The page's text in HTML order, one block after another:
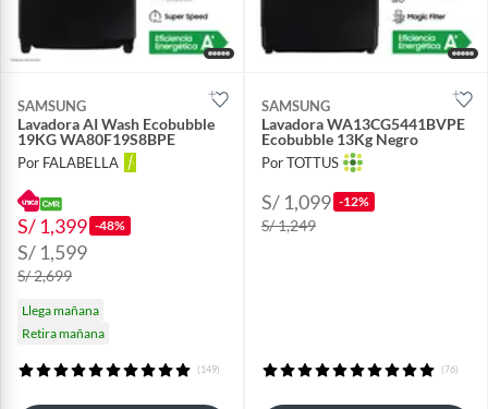
SAMSUNG
Lavadora AI Wash Ecobubble
19KG WA80F19S8BPE
Por FALABELLA
S/ 1,399 -48%
S/ 1,599
S/ 2,699
Llega mañana
Retira mañana
(149)
SAMSUNG
Lavadora WA13CG5441BVPE
Ecobubble 13Kg Negro
Por TOTTUS
S/ 1,099 -12%
S/ 1,249
(76)